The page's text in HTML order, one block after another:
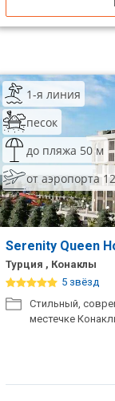
1-я линия
песок
до пляжа 50 м
от аэропорта
Serenity Queen
Турция , Конаклы
5 звёзд
Стильный,
местечке